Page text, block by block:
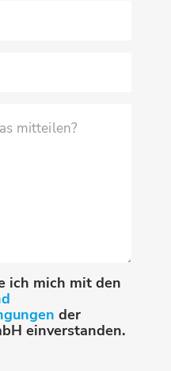
ich mich mit den
der
einverstanden.